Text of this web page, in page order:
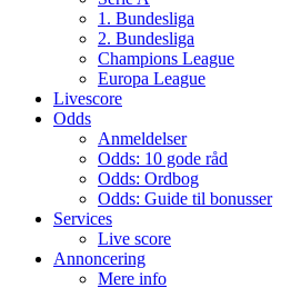
1. Bundesliga
2. Bundesliga
Champions League
Europa League
Livescore
Odds
Anmeldelser
Odds: 10 gode råd
Odds: Ordbog
Odds: Guide til bonusser
Services
Live score
Annoncering
Mere info